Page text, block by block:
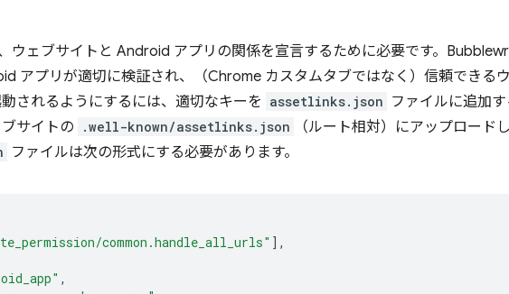
ウェブサイトと Android アプリの関係を宣言するために必要です。
アプリが適切に検証され、（Chrome カスタムタブではなく）信頼できる
されるようにするには、適切なキーを assetlinks.json ファイルに追加
サイトの
.well-known/assetlinks.json
（ルート相対）にアップロード
ファイルは次の形式にする必要があります。
common.handle_all_urls" ],
,